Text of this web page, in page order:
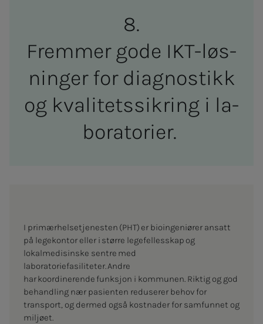
Frem­­­­­mer gode IKT-løs­­­
nin­­­ger for dia­g­­nos­­­tikk
og kva­­­li­­­tets­­­­­sik­ring i la­
bo­ra­to­ri­er.
I primærhelsetjenesten (PHT) er bioingeniører ansatt
på legekontor eller i større legefellesskap og
lokalmedisinske sentre med
laboratoriefasiliteter. Andre
har koordinerende funksjon i kommunen. Riktig og god
behandling nær pasienten reduserer behov for
transport, og dermed også kostnader for samfunnet og
miljøet.